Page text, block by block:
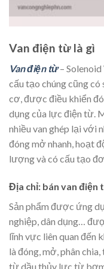
Van điện từ là gì
Van điện từ– Solenoid
cấu tạo chúng cũng
cơ, được điều khiển
dụng của lực điện từ.
nhiều van ghép lại với
đóng mở nhanh, hoạt
lượng và có cấu tạo
Địa chỉ: bán van điện
Sản phẩm được ứng
nghiệp, dân dụng…
lĩnh vực liên quan đến
là đóng, mở, phân
từ dầu thủy lực từ